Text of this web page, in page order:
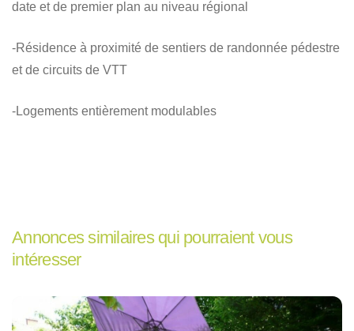
date et de premier plan au niveau régional
-Résidence à proximité de sentiers de randonnée pédestre
et de circuits de VTT
-Logements entièrement modulables
Annonces similaires qui pourraient vous
intéresser